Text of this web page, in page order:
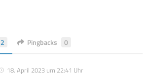
Pingbacks 0
18. April 2023 um 22:41 Uhr